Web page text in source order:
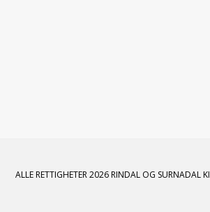
ALLE RETTIGHETER 2026 RINDAL OG SURNADAL